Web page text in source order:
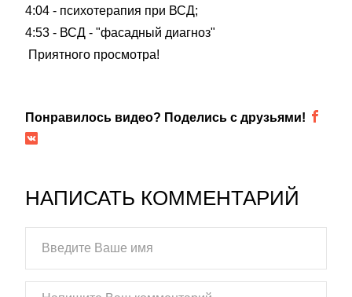
4:04 - психотерапия при ВСД;
4:53 - ВСД - "фасадный диагноз"
Приятного просмотра!
Понравилось видео? Поделись с друзьями!
НАПИСАТЬ КОММЕНТАРИЙ